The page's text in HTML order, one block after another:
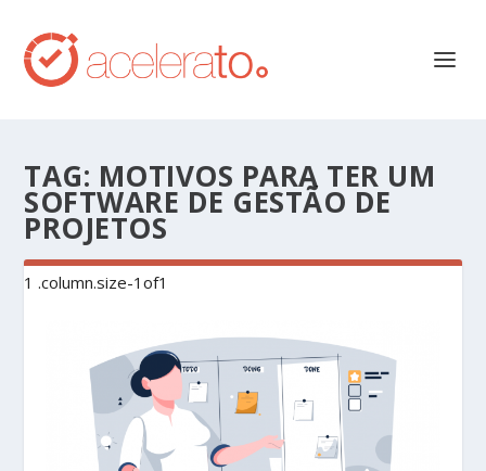
TAG: MOTIVOS PARA TER UM
SOFTWARE DE GESTÃO DE
PROJETOS